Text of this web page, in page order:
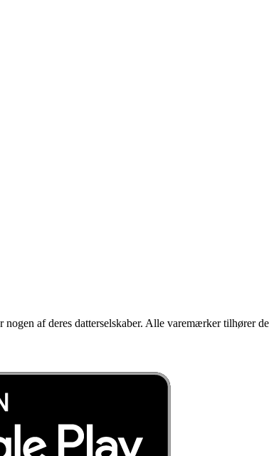
af deres datterselskaber. Alle varemærker tilhører